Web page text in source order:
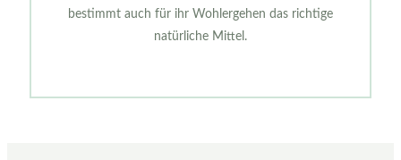
bestimmt auch für ihr Wohlergehen das richtige
natürliche Mittel.